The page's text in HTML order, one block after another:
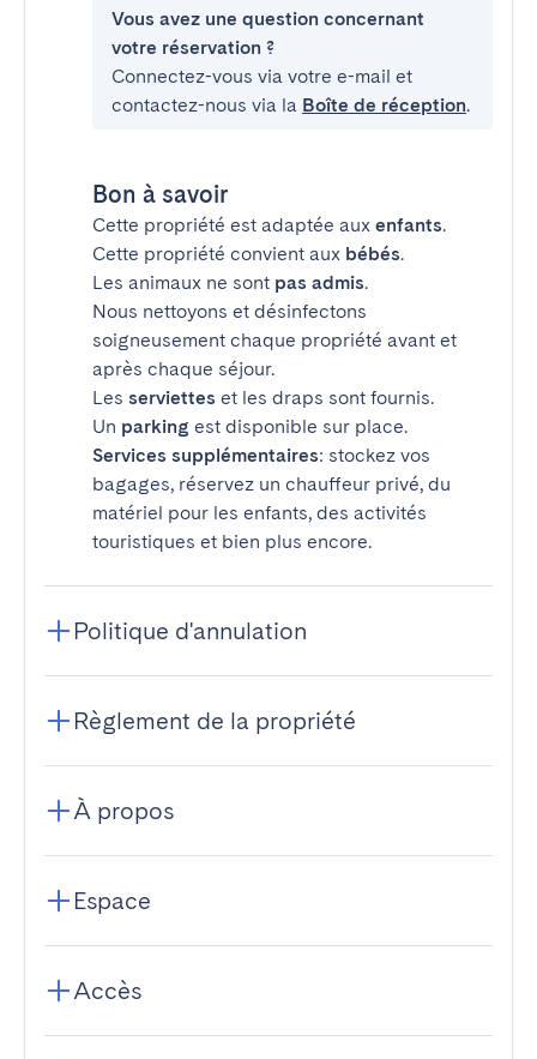
Vous avez une question concernant
votre réservation ?
Connectez-vous via votre e-mail et
contactez-nous via la Boîte de réception.
Bon à savoir
Cette propriété est adaptée aux enfants.
Cette propriété convient aux bébés.
Les animaux ne sont pas admis.
Nous nettoyons et désinfectons
soigneusement chaque propriété avant et
après chaque séjour.
Les serviettes et les draps sont fournis.
Un parking est disponible sur place.
Services supplémentaires: stockez vos
bagages, réservez un chauffeur privé, du
matériel pour les enfants, des activités
touristiques et bien plus encore.
Politique d'annulation
Règlement de la propriété
À propos
Espace
Accès